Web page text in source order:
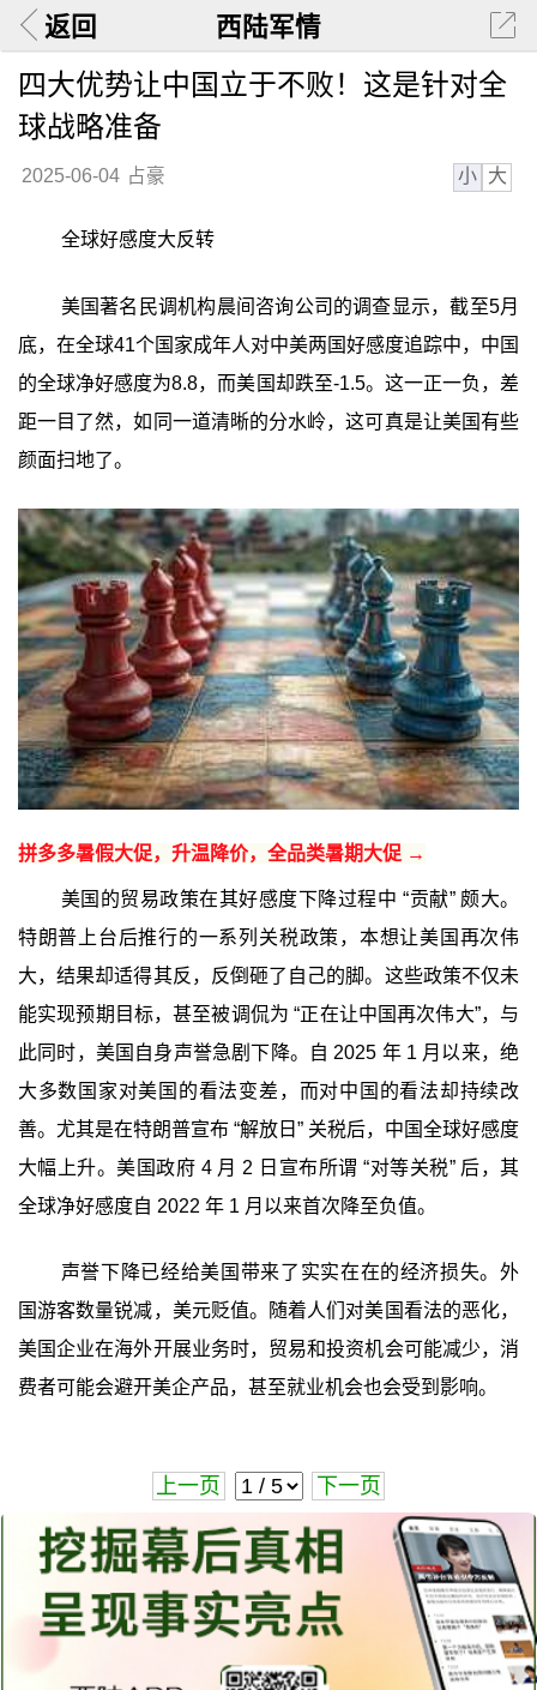
返回 西陆军情
四大优势让中国立于不败！这是针对全
球战略准备
2025-06-04 占豪 小 大
全球好感度大反转
美国著名民调机构晨间咨询公司的调查显示，截至5月
底，在全球41个国家成年人对中美两国好感度追踪中，中国
的全球净好感度为8.8，而美国却跌至-1.5。这一正一负，差
距一目了然，如同一道清晰的分水岭，这可真是让美国有些
颜面扫地了。
拼多多暑假大促，升温降价，全品类暑期大促 →
美国的贸易政策在其好感度下降过程中 “贡献” 颇大。
特朗普上台后推行的一系列关税政策，本想让美国再次伟
大，结果却适得其反，反倒砸了自己的脚。这些政策不仅未
能实现预期目标，甚至被调侃为 “正在让中国再次伟大”，与
此同时，美国自身声誉急剧下降。自 2025 年 1 月以来，绝
大多数国家对美国的看法变差，而对中国的看法却持续改
善。尤其是在特朗普宣布 “解放日” 关税后，中国全球好感度
大幅上升。美国政府 4 月 2 日宣布所谓 “对等关税” 后，其
全球净好感度自 2022 年 1 月以来首次降至负值。
声誉下降已经给美国带来了实实在在的经济损失。外
国游客数量锐减，美元贬值。随着人们对美国看法的恶化，
美国企业在海外开展业务时，贸易和投资机会可能减少，消
费者可能会避开美企产品，甚至就业机会也会受到影响。
上一页 下一页